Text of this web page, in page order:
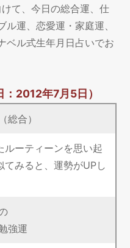
て、今日の総合運、仕
運、恋愛運・家庭運、
ベル式生年月日占いでお
：2012年7月5日）
総合）
ルーティーンを思い起
てみると、運勢がUPし
強運